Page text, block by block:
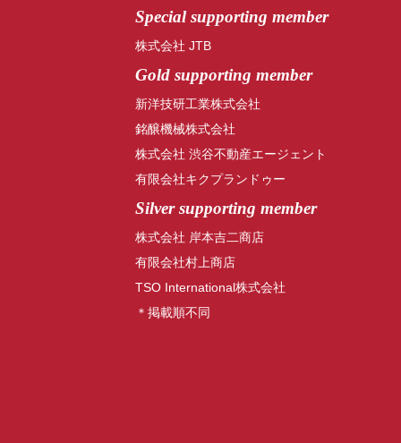
Specialsupporting member
株式会社 JTB
Gold supporting member
新洋技研工業株式会社
銘醸機械株式会社
株式会社 渋谷不動産エージェント
有限会社キクプランドゥー
Silver supporting member
株式会社 岸本吉二商店
有限会社村上商店
TSO International株式会社
＊掲載順不同